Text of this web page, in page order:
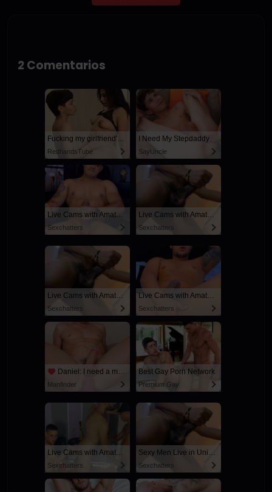
2 Comentarios
Fucking my girlfriend's hot mommy by mistake
RedhandsTube
I Need My Stepdaddy
SayUncle
Live Cams with Amateur Men
Sexchatters
Live Cams with Amateur Men
Sexchatters
Live Cams with Amateur Men
Sexchatters
Live Cams with Amateur Men
Sexchatters
Daniel: I need a man for a spicy night...
Manfinder
Best Gay Porn Network
Premium Gay
Live Cams with Amateur Men
Sexchatters
Sexy Men Live in United States
Sexchatters